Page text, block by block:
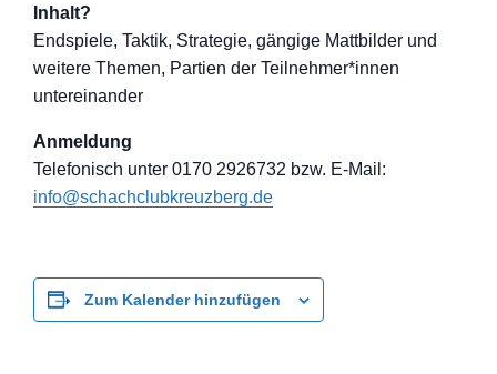
Inhalt?
Endspiele, Taktik, Strategie, gängige Mattbilder und
weitere Themen, Partien der Teilnehmer*innen
untereinander
Anmeldung
Telefonisch unter 0170 2926732 bzw. E-Mail:
info@schachclubkreuzberg.de
Zum Kalender hinzufügen